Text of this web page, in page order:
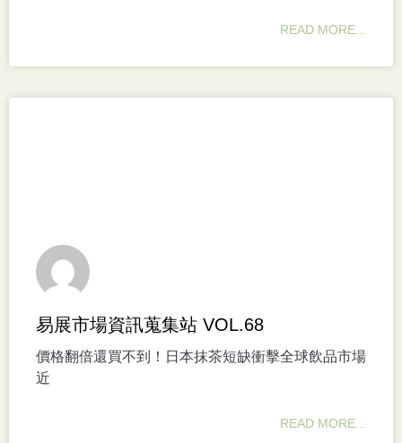
READ MORE...
易展市場資訊蒐集站 VOL.68
價格翻倍還買不到！日本抹茶短缺衝擊全球飲品市場
近
READ MORE...